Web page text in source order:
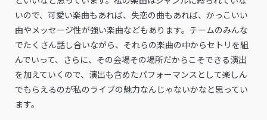
いので、可愛い楽曲もあれば、失恋の曲もあれば、かっこいい
曲やメッセージ性が強い楽曲などもあります。チームのみんな
でたくさん話し合いながら、それらの楽曲の中からセトリを組
んでいって、さらに、その会場その場所だからこそできる演出
を加えていくので、演出も含めたパフォーマンスとして楽しん
でもらえるのが私のライブの魅力なんじゃないかなと思ってい
ます。